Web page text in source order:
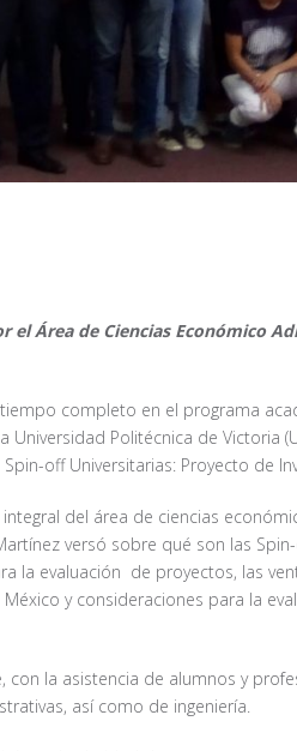
el Área de Ciencias Económico
completo en el programa
Politécnica de Victoria
off Universitarias: Proyecto de
del área de ciencias
versó sobre qué son las
la evaluación de proyectos, las
y consideraciones para la
la asistencia de alumnos y
así como de ingeniería.